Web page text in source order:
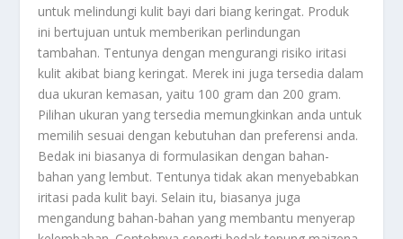
untuk melindungi kulit bayi dari biang keringat. Produk
ini bertujuan untuk memberikan perlindungan
tambahan. Tentunya dengan mengurangi risiko iritasi
kulit akibat biang keringat. Merek ini juga tersedia dalam
dua ukuran kemasan, yaitu 100 gram dan 200 gram.
Pilihan ukuran yang tersedia memungkinkan anda untuk
memilih sesuai dengan kebutuhan dan preferensi anda.
Bedak ini biasanya di formulasikan dengan bahan-
bahan yang lembut. Tentunya tidak akan menyebabkan
iritasi pada kulit bayi. Selain itu, biasanya juga
mengandung bahan-bahan yang membantu menyerap